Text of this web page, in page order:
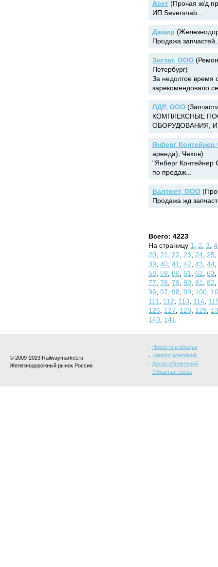
Асет (Прочая ж/д
ИП Seversnab...
Дамир
Продажа
Зигзаг, ООО
Петербург)
За недолгое время
зарекомендовало
ЛДР, ООО
КОМПЛЕКСНЫЕ
ОБОРУДОВАНИЯ,
Янберг Контейнер
аренда), Чехов)
"Янберг Контейнер
по продаж...
Балтмет, ООО
Продажа жд
Всего: 4223
На страницу 1 2 3 4
20 21 22 23 24 25
39 40 41 42 43 44
58
59 60 61 62 63
77 78 79 80 81 82
96 97 98 99 100
111
112 113 114
126
127 128 129
140 141
© 2009-2023 Railwaymarket.ru
Железнодорожный рынок России
Новости и обзоры
Каталог компаний
Доска объявлений
Обратная связь